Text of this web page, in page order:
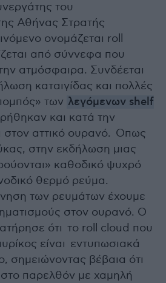
του
Αθήνας Στρατής
ονομάζεται roll
από σύννεφα που
ατμόσφαιρα. Συνδέεται
καταιγίδας και πολλές
των λεγόμενων shelf
και κατά την
στον αττικό ουρανό. Οπως
στην εκδήλωση μιας
καθοδικό ψυχρό
θερμό ρεύμα.
των ρευμάτων έχουμε
στον ουρανό. Ο
ότι το roll cloud που
είναι εντυπωσιακά
σημειώνοντας βέβαια ότι
παρελθόν με χαμηλή